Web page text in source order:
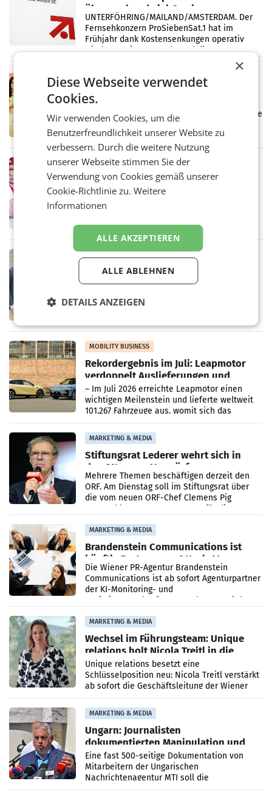
überraschend viel Gewinn
UNTERFÖHRING/MAILAND/AMSTERDAM. Der
Fernsehkonzern ProSiebenSat.1 hat im
Frühjahr dank Kostensenkungen operativ
wieder Gewinn gemacht und die
Eine Bühne für Zirkularität: ARA und
Müller informieren am POS über
Kreislauffähigkeit
Über den gesamten August hinweg rücken die
Altstoff Recycling Austria AG (ARA) und der
Handelskonzern Müller die Initiative
„Kreislauf-Helden“ in allen österreichischen
Müller-Filialen
RETAIL
Penny modernisiert zwei Filialen in
Ober- und Niederösterreich
laufenden Modernisierungsoffensive
erneuert Penny zwei Filialen in Nieder- und
Oberösterreich. Die beiden Standorte liegen
in Haag sowie im rund
Alles bereit für den Wechsel: Jürgen
Albrecht setzt ab 1.1.2027 auf Adeg
Zusammenarbeit zwischen Adeg und dem
kartellrechtlich freigegeben: Die
Bundeswettbewerbsbehörde und der
Bundeskartellanwalt
MOBILITY BUSINESS
Rekordergebnis im Juli: Leapmotor
verdoppelt Auslieferungen und
überschreitet die 100.000er-Marke
– Im Juli 2026 erreichte Leapmotor einen
wichtigen Meilenstein und lieferte weltweit
101.267 Fahrzeuge aus, womit sich das
Ergebnis gegenüber Juli 2025 mehr als
verdoppelte (+102
MARKETING & MEDIA
Stiftungsrat Lederer wehrt sich in
den SN gegen Vorwürfe
Mehrere Themen beschäftigen derzeit den
ORF. Am Dienstag soll im Stiftungsrat über
die vom neuen ORF-Chef Clemens Pig
vorgeschlagenen Besetzungen für die
MARKETING & MEDIA
Brandenstein Communications ist
künftig Partner von OtterlyAI
Die Wiener PR-Agentur Brandenstein
Communications ist ab sofort Agenturpartner
der KI-Monitoring- und
Optimierungsplattform OtterlyAI. Damit baut
MARKETING & MEDIA
Wechsel im Führungsteam: Unique
relations holt Nicola Treitl in die
Geschäftsleitung
Unique relations besetzt eine
Schlüsselposition neu: Nicola Treitl verstärkt
ab sofort die Geschäftsleitung der Wiener
PR-Agentur an der Seite von Josef Kalina und
Anna Kalina-Mahr.
MARKETING & MEDIA
Ungarn: Journalisten
dokumentierten Manipulation und
Zensur
Eine fast 500-seitige Dokumentation von
Mitarbeitern der Ungarischen
Nachrichtenagentur MTI soll die
systematische Nachrichten-Manipulation und
×
Diese Webseite verwendet
Cookies.
Wir verwenden Cookies, um die
Benutzerfreundlichkeit unserer Website zu
verbessern. Durch die weitere Nutzung
unserer Webseite stimmen Sie der
Verwendung von Cookies gemäß unserer
Cookie-Richtlinie zu.Weitere
Informationen
ALLE AKZEPTIEREN
ALLE ABLEHNEN
DETAILS ANZEIGEN